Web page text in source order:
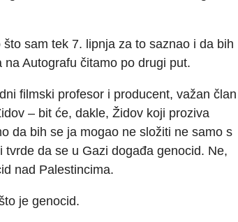
sam tek 7. lipnja za to saznao i da bih
Autografu čitamo po drugi put.
filmski profesor i producent, važan član
– bit će, dakle, Židov koji proziva
da bih se ja mogao ne složiti ne samo s
da se u Gazi događa genocid. Ne,
nad Palestincima.
je genocid.